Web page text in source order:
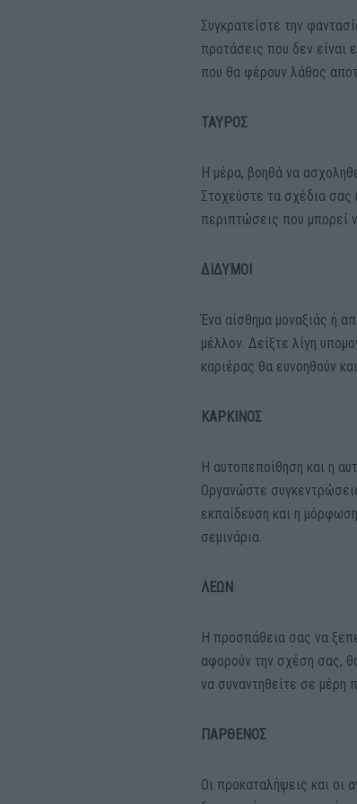
Συγκρατείστε την
προτάσεις που δεν είναι
που θα φέρουν λάθος
ΤΑΥΡΟΣ
Η μέρα, βοηθά να
Στοχεύστε τα σχέδια σας
περιπτώσεις που μπορεί
ΔΙΔΥΜΟΙ
Ένα αίσθημα μοναξιάς ή
μέλλον. Δείξτε λίγη
καριέρας θα ευνοηθούν
ΚΑΡΚΙΝΟΣ
Η αυτοπεποίθηση και η
Οργανώστε
εκπαίδευση και η
σεμινάρια.
ΛΕΩΝ
Η προσπάθεια σας να
αφορούν την σχέση σας,
να συναντηθείτε σε μέρη
ΠΑΡΘΕΝΟΣ
Οι προκαταλήψεις και οι